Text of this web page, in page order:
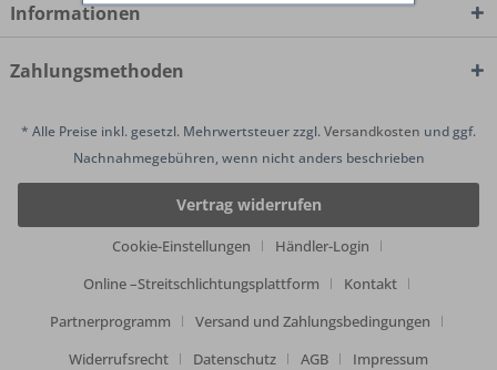
Informationen
Zahlungsmethoden
* Alle Preise inkl. gesetzl. Mehrwertsteuer zzgl.Versandkosten und ggf.
Nachnahmegebühren, wenn nicht anders beschrieben
Vertrag widerrufen
Cookie-Einstellungen
Händler-Login
Online –Streitschlichtungsplattform
Kontakt
Partnerprogramm
Versand und Zahlungsbedingungen
Widerrufsrecht
Datenschutz AGB Impressum